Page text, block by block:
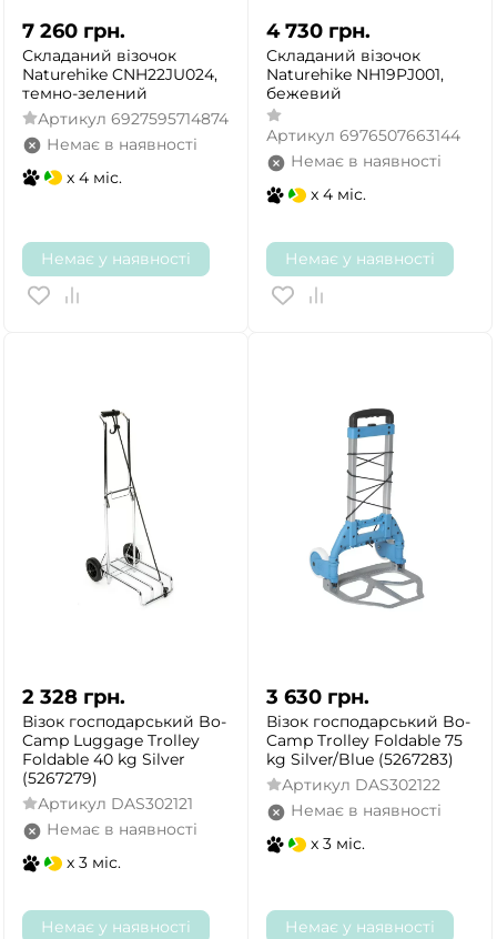
7 260 грн.
Складаний візочок
Naturehike CNH22JU024,
темно-зелений
Артикул 6927595714874
Немає в наявності
x 4 міс.
Немає у наявності
4 730 грн.
Складаний візочок
Naturehike NH19PJ001,
бежевий
Артикул 6976507663144
Немає в наявності
x 4 міс.
Немає у наявності
2 328 грн.
Візок господарський Bo-
Camp Luggage Trolley
Foldable 40 kg Silver
(5267279)
Артикул DAS302121
Немає в наявності
x 3 міс.
Немає у наявності
3 630 грн.
Візок господарський Bo-
Camp Trolley Foldable 75
kg Silver/Blue (5267283)
Артикул DAS302122
Немає в наявності
x 3 міс.
Немає у наявності